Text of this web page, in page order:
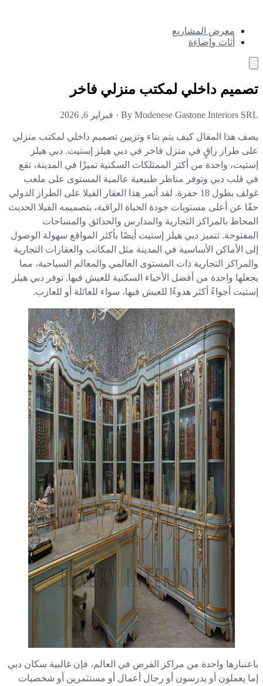
معرض المشاريع
أثاث وإضاءة
داخلي لمكتب منزلي فاخر
By Modenese Gastone Interiors
·فبراير 6, 2026
هذا المقال كيف يتم بناء وتزيين تصميم داخلي لمكتب منزلي
طراز راقٍ في منزل فاخر في دبي هيلز إستيت. دبي هيلز
واحدة من أكثر الممتلكات السكنية تميزًا في المدينة، تقع
قلب دبي وتوفر مناظر طبيعية عالمية المستوى على ملعب
غولف بطول 18 حفرة. لقد أثمر هذا العقار الفيلا على الطراز الدولي
عن أعلى مستويات جودة الحياة الراقية، بتصميمه الفيلا الحديث
بالمراكز التجارية والمدارس والحدائق والمساحات
تتميز دبي هيلز إستيت أيضًا بأكثر المواقع سهولة الوصول
الأماكن الأساسية في المدينة مثل المكاتب والعقارات التجارية
التجارية ذات المستوى العالمي والمعالم السياحية، مما
واحدة من أفضل الأحياء السكنية للعيش فيها. توفر دبي هيلز
أجواءً أكثر هدوءًا للعيش فيها، سواء للعائلة أو للعازب.
واحدة من مراكز الفرص في العالم، فإن غالبية سكان دبي
يعملون أو يدرسون أو رجال أعمال أو مستثمرين أو شخصيات